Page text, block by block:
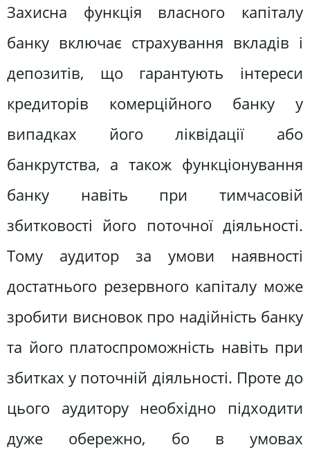
Захисна функція власного капіталу
банку включає страхування вкладів і
депозитів, що гарантують інтереси
кредиторів комерційного банку у
випадках його ліквідації або
банкрутства, а також функціонування
банку навіть при тимчасовій
збитковості його поточної діяльності.
Тому аудитор за умови наявності
достатнього резервного капіталу може
зробити висновок про надійність банку
та його платоспроможність навіть при
збитках у поточній діяльності. Проте до
цього аудитору необхідно підходити
дуже обережно, бо в умовах